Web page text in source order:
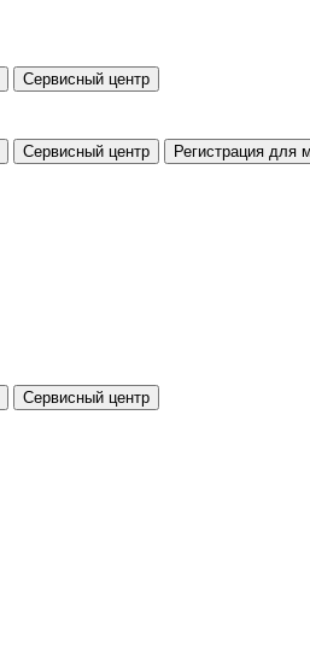
Сервисный центр
Сервисный центр
Сервисный центр